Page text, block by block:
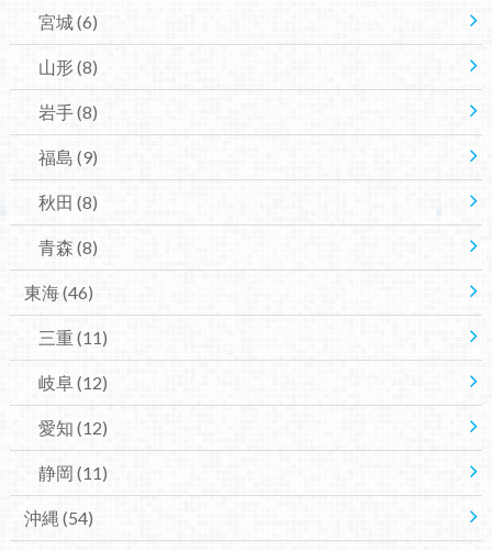
宮城(6)
山形 (8)
岩手(8)
福島 (9)
秋田 (8)
青森 (8)
東海(46)
三重(11)
岐阜 (12)
愛知 (12)
静岡 (11)
沖縄 (54)